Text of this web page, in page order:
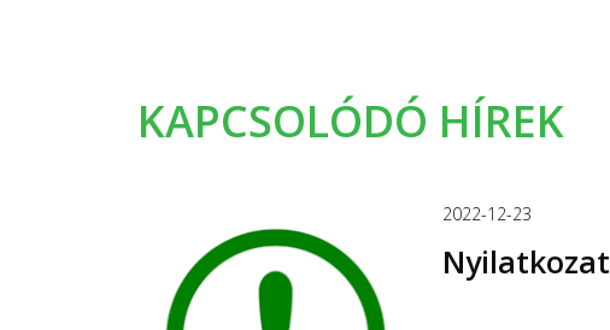
KAPCSOLÓDÓ HÍREK
2022-12-23
Nyilatkozat